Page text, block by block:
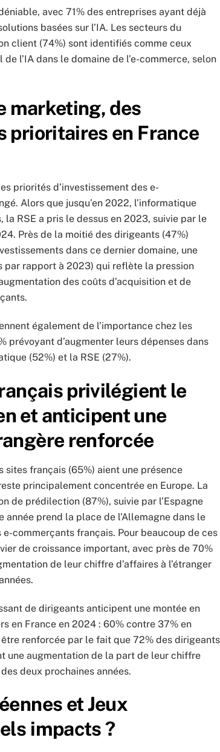
avec 71% des entreprises ayant déjà
basées sur l’IA. Les secteurs du
client (74%) sont identifiés comme ceux
l’IA dans le domaine de l’e-commerce, selon
marketing, des
prioritaires en France
priorités d’investissement des e-
Alors que jusqu’en 2022, l’informatique
RSE a pris le dessus en 2023, suivie par le
Près de la moitié des dirigeants (47%)
dans ce dernier domaine, une
par rapport à 2023) qui reflète la pression
des coûts d’acquisition et de
également de l’importance chez les
prévoyant d’augmenter leurs dépenses dans
(52%) et la RSE (27%).
privilégient le
et anticipent une
renforcée
sites français (65%) aient une présence
principalement concentrée en Europe. La
de prédilection (87%), suivie par l’Espagne
année prend la place de l’Allemagne dans le
commerçants français. Pour beaucoup de ces
de croissance important, avec près de 70%
de leur chiffre d’affaires à l’étranger
de dirigeants anticipent une montée en
en France en 2024 : 60% contre 37% en
renforcée par le fait que 72% des dirigeants
une augmentation de la part de leur chiffre
deux prochaines années.
et Jeux
impacts ?